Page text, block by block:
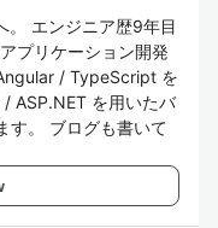
。 エンジニア歴9年目
プリケーション開発
/ TypeScript を
ASP.NET を用いたバ
す。 ブログも書いて